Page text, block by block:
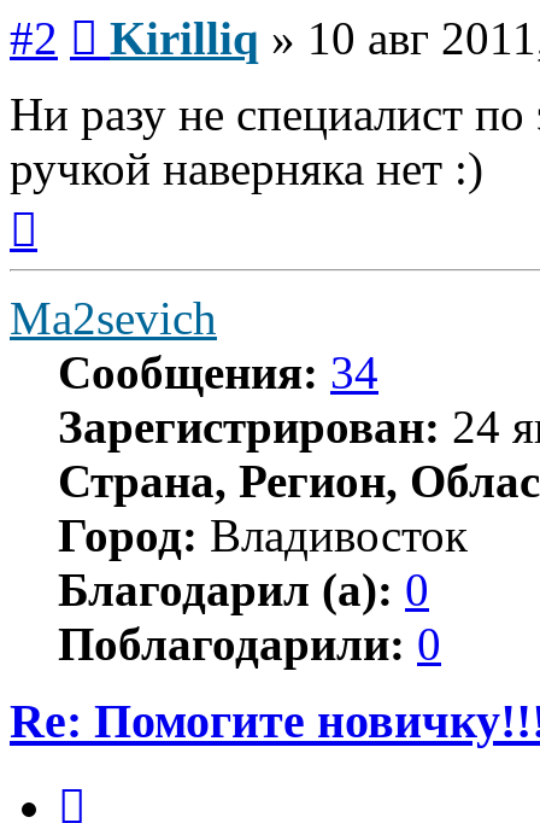
#2 Kirilliq » 10 авг
Ни разу не специалист
ручкой наверняка нет :)
началу
Ma2sevich
Сообщения: 34
Зарегистрирован: 24
Страна, Регион,
Город: Владивосток
Благодарил (а): 0
Поблагодарили: 0
Re: Помогите